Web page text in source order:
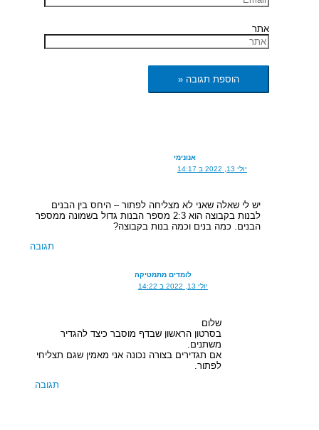
אתר
אנונימי
יולי 13, 2022 ב 14:17
יש לי שאלה שאני לא מצליחה לפתור – היחס בין הבנים
לבנות בקבוצה הוא 2:3 מספר הבנות גדול בשמונה ממספר
הבנים. כמה בנים וכמה בנות בקבוצה?
תגובה
לומדים מתמטיקה
יולי 13, 2022 ב 14:22
שלום
בסרטון הראשון שבדף מוסבר כיצד להגדיר
משתנים.
אם תגדירים בצורה נכונה אני מאמין שגם תצליחי
לפתור.
תגובה